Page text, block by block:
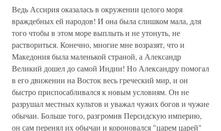
Ведь Ассирия оказалась в окружении целого моря
враждебных ей народов! И она была слишком мала, для
того чтобы в этом море выплыть и не утонуть, не
раствориться. Конечно, многие мне возразят, что и
Македония была маленькой страной, а Александр
Великий дошел до самой Индии! Но Александру помогал
в его движении на Восток весь греческий мир, и он
быстро приспосабливался к новым условиям. Он не
разрушал местных культов и уважал чужих богов и чужие
обычаи. Больше того, разгромив Персидскую империю,
он сам перенял их обычаи и короновался "царем царей"